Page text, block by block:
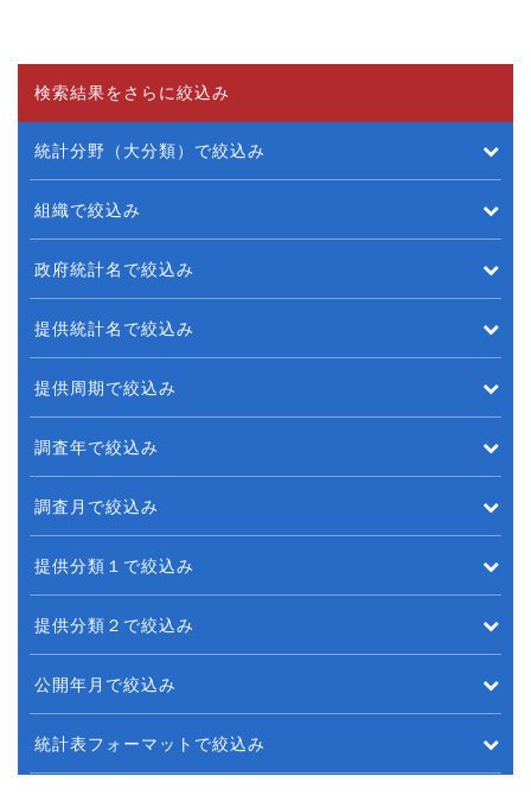
検索結果をさらに絞込み
統計分野（大分類）で絞込み
組織で絞込み
政府統計名で絞込み
提供統計名で絞込み
提供周期で絞込み
調査年で絞込み
調査月で絞込み
提供分類１で絞込み
提供分類２で絞込み
公開年月で絞込み
統計表フォーマットで絞込み